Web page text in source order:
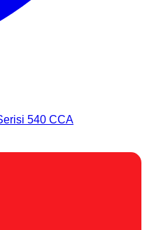
540 CCA